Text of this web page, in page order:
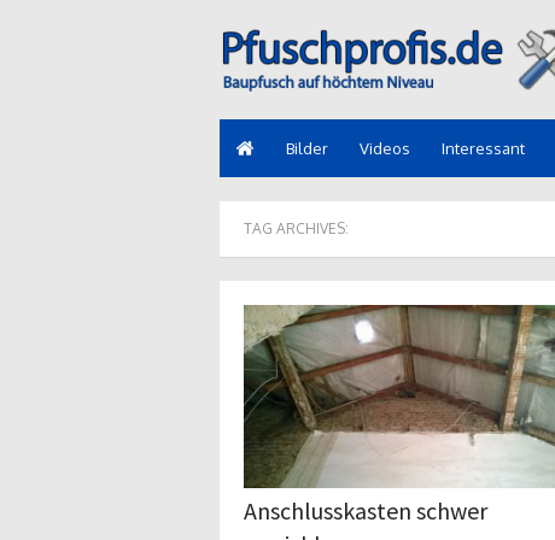
Bilder Videos Interessant
TAG ARCHIVES:
Anschlusskasten schwer